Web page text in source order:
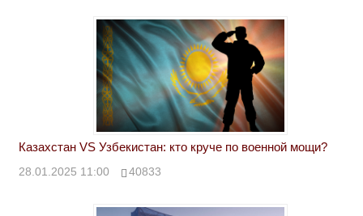
Казахстан VS Узбекистан: кто круче по военной мощи?
28.01.2025 11:00 40833